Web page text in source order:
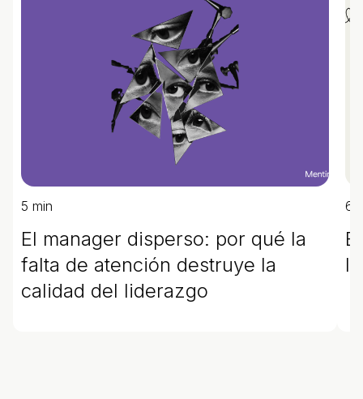
5 min
El manager disperso: por qué la
falta de atención destruye la
calidad del liderazgo
6